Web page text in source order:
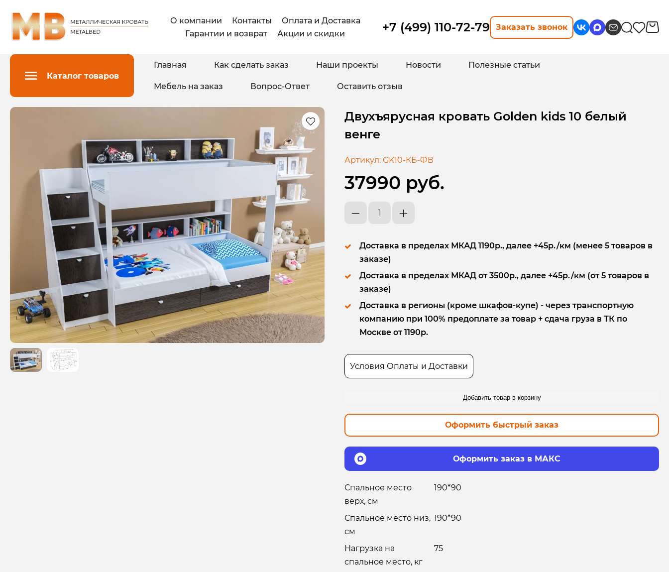
О компании Контакты
Оплата и Доставка
Гарантии и возврат
Акции и скидки +7 (499) 110-72-79 Заказать звонок
Каталог товаров
Главная Как сделать заказ Наши проекты Новости Полезные статьи
Мебель на заказ Вопрос-Ответ Оставить отзыв
Двухъярусная кровать Golden kids 10 белый
венге
Артикул: GK10-КБ-ФВ
37990 руб.
Доставка в пределах МКАД 1190р., далее +45р./км (менее 5 товаров в
заказе)
Доставка в пределах МКАД от 3500р., далее +45р./км (от 5 товаров в
заказе)
Доставка в регионы (кроме шкафов-купе) - через транспортную
компанию при 100% предоплате за товар + сдача груза в ТК по
Москве от 1190р.
Условия Оплаты и Доставки
Добавить товар в корзину
Оформить быстрый заказ
Оформить заказ в МАКС
Спальное место
верх, см
190*90
Спальное место низ,
см
190*90
Нагрузка на
спальное место, кг
75